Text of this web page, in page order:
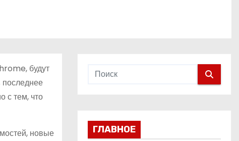
будут
с тем, что
новые
ГЛАВНОЕ